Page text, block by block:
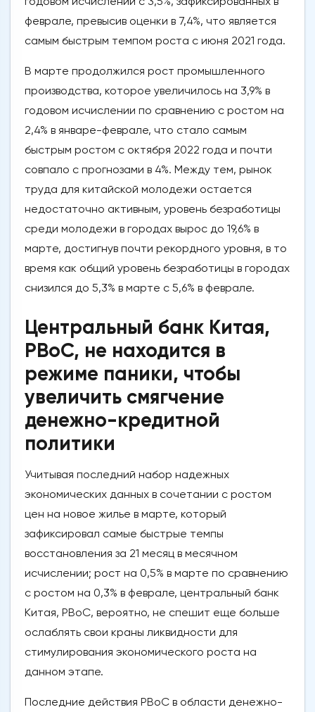
феврале, превысив оценки в 7,4%, что является
самым быстрым темпом роста с июня 2021 года.
В марте продолжился рост промышленного
производства, которое увеличилось на 3,9% в
годовом исчислении по сравнению с ростом на
2,4% в январе-феврале, что стало самым
быстрым ростом с октября 2022 года и почти
совпало с прогнозами в 4%. Между тем, рынок
труда для китайской молодежи остается
недостаточно активным, уровень безработицы
среди молодежи в городах вырос до 19,6% в
марте, достигнув почти рекордного уровня, в то
время как общий уровень безработицы в городах
снизился до 5,3% в марте с 5,6% в феврале.
Центральный банк Китая,
PBoC, не находится в
режиме паники, чтобы
увеличить смягчение
денежно-кредитной
политики
Учитывая последний набор надежных
экономических данных в сочетании с ростом
цен на новое жилье в марте, который
зафиксировал самые быстрые темпы
восстановления за 21 месяц в месячном
исчислении; рост на 0,5% в марте по сравнению
с ростом на 0,3% в феврале, центральный банк
Китая, PBoC, вероятно, не спешит еще больше
ослаблять свои краны ликвидности для
стимулирования экономического роста на
данном этапе.
Последние действия PBoC в области денежно-